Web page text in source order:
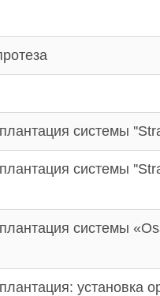
системы
системы
системы
установка